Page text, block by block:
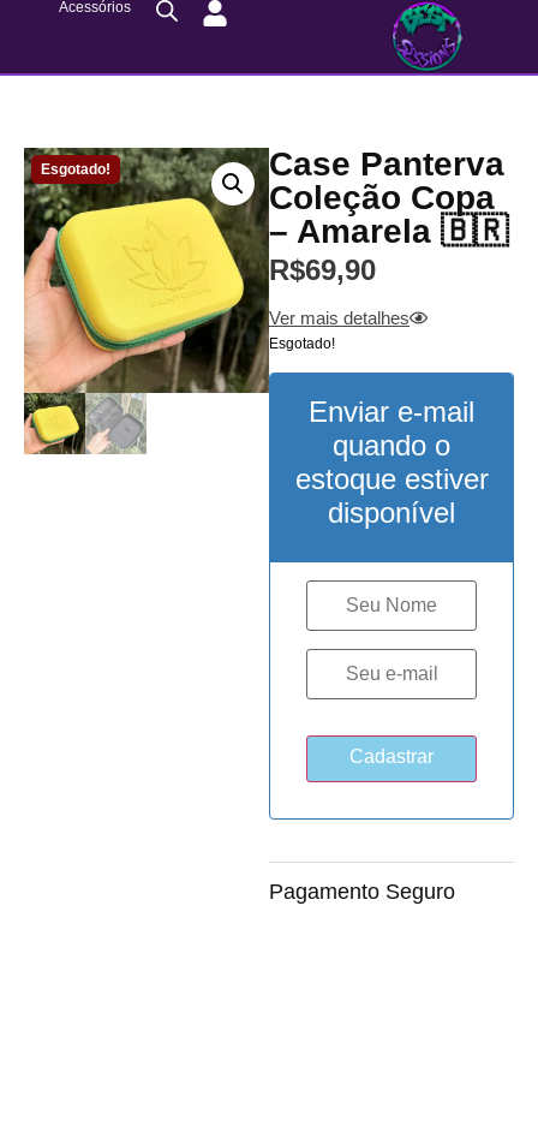
Acessórios
Esgotado!
Case Panterva
Coleção Copa
– Amarela 🇧🇷
R$69,90
Pagamento Seguro
Ver mais detalhes
Esgotado!
Enviar e-mail
quando o
estoque estiver
disponível